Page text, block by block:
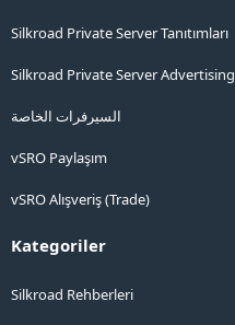
Silkroad Private Server Tanıtımları
Silkroad Private Server Advertising
السيرفرات الخاصة
vSRO Paylaşım
vSRO Alışveriş (Trade)
Kategoriler
Silkroad Rehberleri